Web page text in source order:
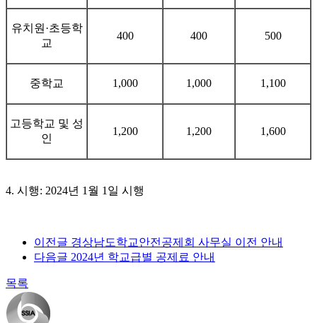
유치원·초등학
교
400 400 500
중학교 1,000 1,000 1,100
고등학교 및 성
인
1,200 1,200 1,600
4. 시행: 2024년 1월 1일 시행
이전글 경상남도학교안전공제회 사무실 이전 안내
다음글 2024년 학교급별 공제료 안내
목록